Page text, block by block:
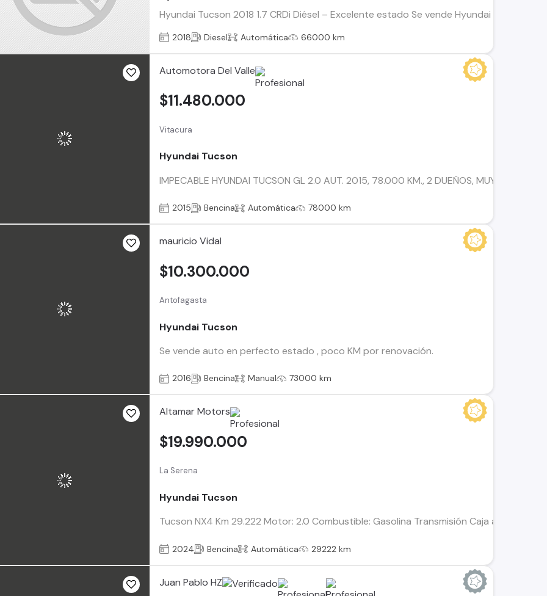
Hyundai Tucson 2018 1.7 CRDi Diésel – Excelente estado Se vende Hyundai Tucson
2018 Diesel Automática 66000 km
Automotora Del Valle
Vitacura
Hyundai Tucson
IMPECABLE HYUNDAI TUCSON GL 2.0 AUT. 2015, 78.000 KM., 2 DUEÑOS, MUY BIEN
$11.480.000
2015 Bencina Automática 78000 km
mauricio Vidal
Antofagasta
Hyundai Tucson
Se vende auto en perfecto estado , poco KM por renovación.
$10.300.000
2016 Bencina Manual 73000 km
Altamar Motors
La Serena
Hyundai Tucson
Tucson NX4 Km 29.222 Motor: 2.0 Combustible: Gasolina Transmisión Caja
$19.990.000
2024 Bencina Automática 29222 km
Juan Pablo HZ